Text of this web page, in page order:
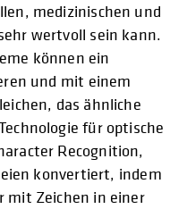
medizinischen und
wertvoll sein kann.
können ein
und mit einem
das ähnliche
für optische
Recognition,
konvertiert, indem
mit Zeichen in einer